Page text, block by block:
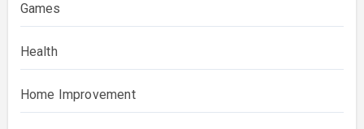
Games
Health
Home Improvement